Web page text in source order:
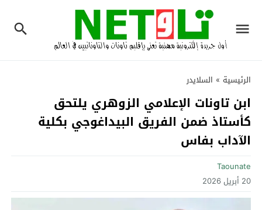
الرئيسية » السلايدر
ابن تاونات الإعلامي الزوهري يلتحق
كأستاذ ضمن الفريق البيداغوجي بكلية
الآداب بفاس
Taounate
20 أبريل 2026